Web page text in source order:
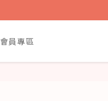
會員專區